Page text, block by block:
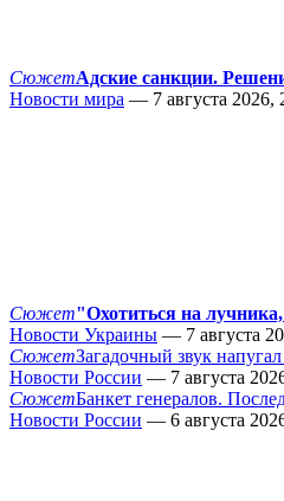
СюжетАдские санкции.
Новости мира — 7 августа 2026,
Сюжет"Охотиться на
Новости Украины — 7 августа
СюжетЗагадочный звук
Новости России — 7 августа
СюжетБанкет генералов.
Новости России — 6 августа